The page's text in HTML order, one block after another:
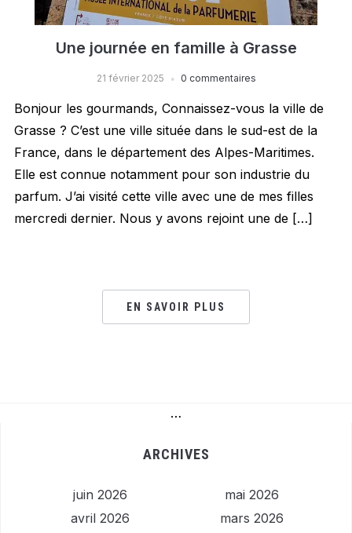
Une journée en famille à Grasse
21 février 2025 0 commentaires
Bonjour les gourmands, Connaissez-vous la ville de
Grasse ? C’est une ville située dans le sud-est de la
France, dans le département des Alpes-Maritimes.
Elle est connue notamment pour son industrie du
parfum. J’ai visité cette ville avec une de mes filles
mercredi dernier. Nous y avons rejoint une de […]
EN SAVOIR PLUS
…
ARCHIVES
juin 2026
mai 2026
avril 2026
mars 2026